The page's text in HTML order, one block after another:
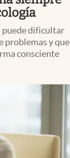
puede dificultar
problemas y que
consciente